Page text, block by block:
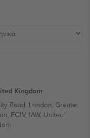
Kingdom
Road, London, Greater
EC1V 1AW, United